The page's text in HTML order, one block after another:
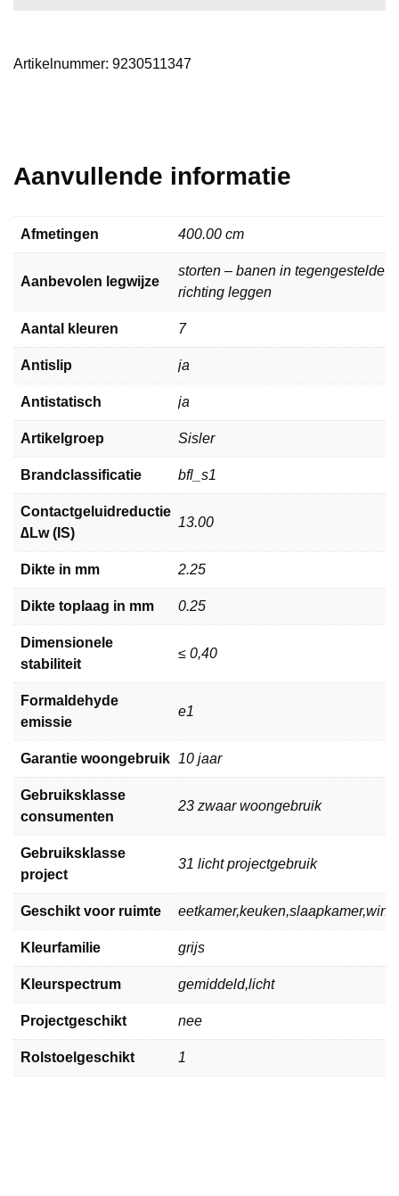
Artikelnummer: 9230511347
Aanvullende informatie
Afmetingen 400.00 cm
Aanbevolen legwijze
storten – banen in tegengestelde
richting leggen
Aantal kleuren 7
Antislip ja
Antistatisch ja
Artikelgroep Sisler
Brandclassificatie bfl_s1
Contactgeluidreductie
∆Lw (IS)
13.00
Dikte in mm 2.25
Dikte toplaag in mm 0.25
Dimensionele
stabiliteit
≤ 0,40
Formaldehyde
emissie
e1
Garantie woongebruik 10 jaar
Gebruiksklasse
consumenten
23 zwaar woongebruik
Gebruiksklasse
project
31 licht projectgebruik
Geschikt voor ruimte
Kleurfamilie grijs
Kleurspectrum gemiddeld,licht
Projectgeschikt nee
Rolstoelgeschikt 1